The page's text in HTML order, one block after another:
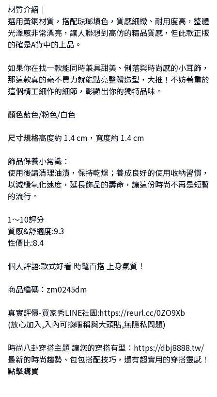
材質介紹｜
選用黃銅材質，搭配琺瑯填色，質感細緻、耐用度高，整體
光澤感非常漂亮，讓人聯想到高仿的精品質感，但此款正版
的確是A貨中的上品。
如果你在找一款能同時兼具甜美、俐落與時尚感的小耳飾，
那這款真的毫不費力就能點亮整體造型，大推！不妨著重於
這個精工細作的細節，彰顯出你的獨特品味。
顏色藍色/粉色/白色
尺寸規格高度約 1.4 cm，寬度約 1.4 cm
飾品保養小常識：
使用後請清理油漬，保持乾燥；養成良好的使用收納習慣，
以減緩氧化速度，延長飾品的壽命，讓這份時尚不再是短暫
的流行。
1～10評分
質感&舒適度:9.3
性價比:8.4
個人評語:款式好看 時髦百搭 上身氣質！
商品編碼：zm0245dm
真實評價-買家秀LINE社團:https://reurl.cc/0ZO9Xb
(放心加入,入內可換暱稱與大頭貼,無隱私問題)
時尚八卦穿搭主題 讓您的穿搭有型： https://dbj8888.tw/
最新的時尚趨勢、包包搭配技巧，還有超實用的穿搭靈感！
點擊購買